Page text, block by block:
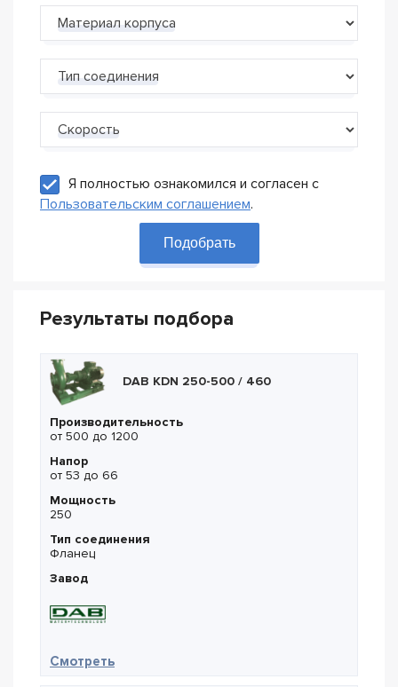
Материал корпуса
Тип соединения
Скорость
Я полностью ознакомился и согласен с
Пользовательским соглашением.
Подобрать
Результаты подбора
DAB KDN 250-500 / 460
Производительность
от 500 до 1200
Напор
от 53 до 66
Мощность
250
Тип соединения
Фланец
Завод
Смотреть— DAB KDN 250-500 / 460